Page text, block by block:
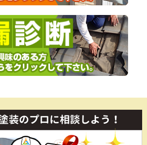
装のプロに相談しよう！